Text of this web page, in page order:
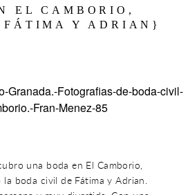
EL CAMBORIO,
Y ADRIAN}
una boda en El Camborio,
boda civil de Fátima y Adrian.
ESPAÑA